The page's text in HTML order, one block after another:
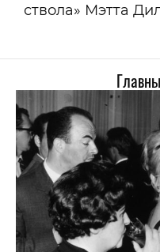
ствола» Мэтта